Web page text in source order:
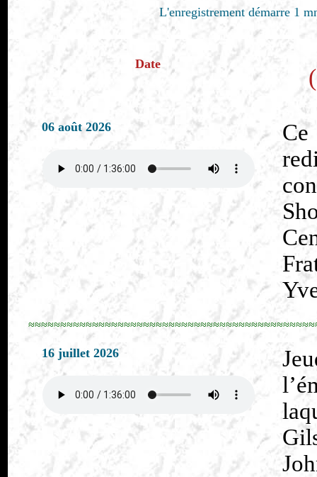
L'enregistrement démarre 1
Date
06 août 2026
16 juillet 2026